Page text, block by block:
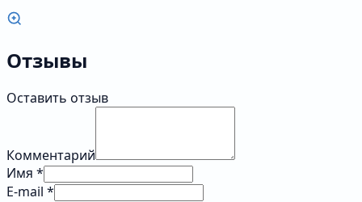
Отзывы
Оставить отзыв
Комментарий
Имя *
E-mail *